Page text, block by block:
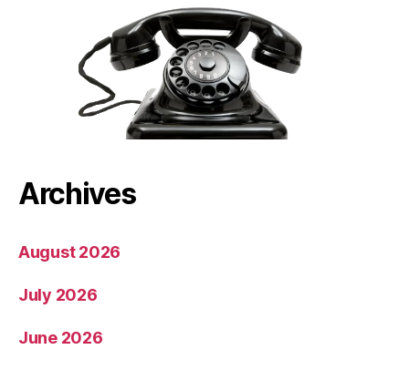
Archives
August 2026
July 2026
June 2026